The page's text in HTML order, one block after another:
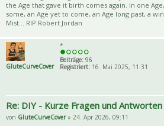
the Age that gave it birth comes again. In one
some, an Age yet to come, an Age long past, a
Mist... RIP Robert Jordan
GluteCurveCover
*
Beiträge: 96
Registriert: 16. Mai 2025, 11:31
Re: DIY - Kurze Fragen und
von GluteCurveCover» 24. Apr 2026, 09:11